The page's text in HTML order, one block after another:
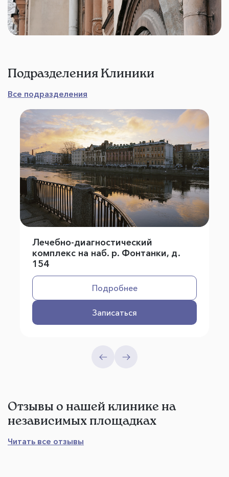
Подразделения Клиники
Все подразделения
Лечебно-диагностический
комплекс на наб. р. Фонтанки, д.
154
Подробнее
Записаться
Отзывы о нашей клинике на
независимых площадках
Читать все отзывы